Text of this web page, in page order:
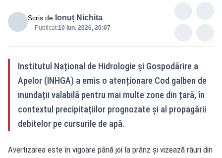
Scris de Ionuț Nichita
Publicat:10 iun. 2026, 20:07
Institutul Național de Hidrologie și Gospodărire a
Apelor (INHGA) a emis o atenționare Cod galben de
inundații valabilă pentru mai multe zone din țară, în
contextul precipitațiilor prognozate și al propagării
debitelor pe cursurile de apă.
Avertizarea este în vigoare până joi la prânz și vizează râuri din